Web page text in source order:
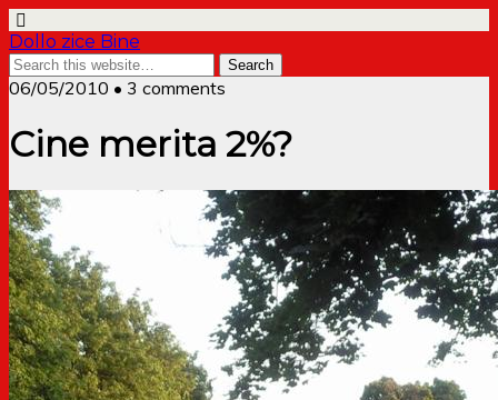
Dollo zice Bine
06/05/2010 • 3 comments
Cine merita 2%?